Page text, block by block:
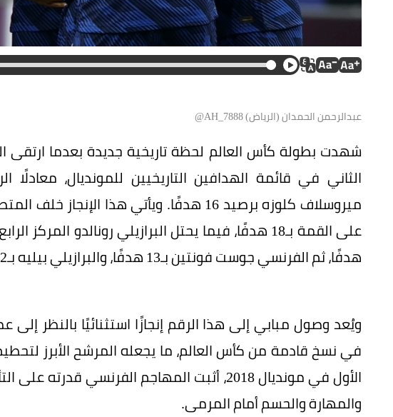
عبدالرحمن الحمدان (الرياض) AH_7888@
شهدت بطولة كأس العالم لحظة تاريخية جديدة بعدما ارتقى
الثاني في قائمة الهدافين التاريخيين للمونديال، معادلًا
ميروسلاف كلوزه برصيد 16 هدفًا. ويأتي هذا
هدفًا، ثم الفرنسي جوست فونتين بـ13 هدفًا، والبرازيلي بيليه بـ12 هدفًا.
ويُعد وصول مبابي إلى هذا الرقم إنجازًا استثنائيًا بالنظر
في نسخ قادمة من كأس العالم، ما يجعله المرشح الأبرز
الأول في مونديال 2018، أثبت المهاجم الفرنسي
والمهارة والحسم أمام المرمى.